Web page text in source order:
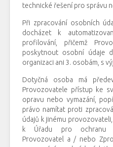
technické řešení pro správu
Při zpracování osobních
docházet k
profilování, přičemž
poskytnout osobní údaje
organizaci ani 3. osobám, s
Dotyčná osoba má
Provozovatele přístup ke
opravu nebo vymazání,
právo namítat proti
údajů k jinému
k Úřadu pro ochranu
Provozovatel a / nebo